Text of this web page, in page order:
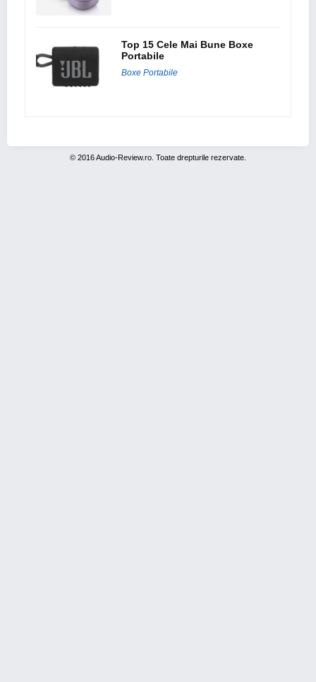
Top 15 Cele Mai Bune Boxe
Portabile
Boxe Portabile
© 2016 Audio-Review.ro. Toate drepturile rezervate.